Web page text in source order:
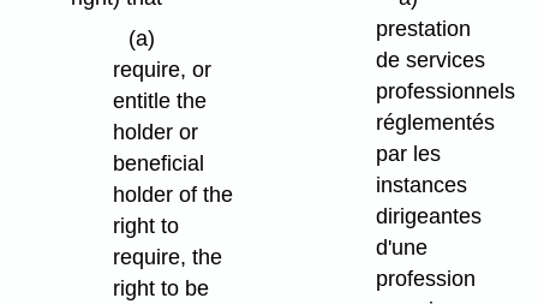
(a)
require, or
entitle the
holder or
beneficial
holder of the
right to
require, the
right to be
prestation
de services
professionnels
réglementés
par les
instances
dirigeantes
d'une
profession